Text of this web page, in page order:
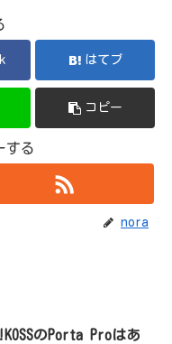
はてブ
コピー
する
nora
のPorta Proはあ